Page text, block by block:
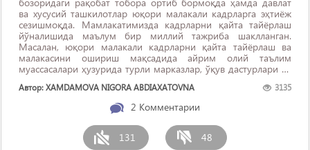
ва хусусий ташкилотлар юқори малакали кадрларга эҳтиёж
сезишмоқда. Мамлакатимизда кадрларни қайта тайёрлаш
йўналишида маълум бир миллий тажриба шаклланган.
Масалан, юқори малакали кадрларни қайта тайёрлаш ва
малакасини ошириш мақсадида айрим олий таълим
муассасалари ҳузурида турли марказлар, ўқув дастурлари ва
Автор: XAMDAMOVA NIGORA ABDIAXATOVNA 3135
2 Комментарии
131 48